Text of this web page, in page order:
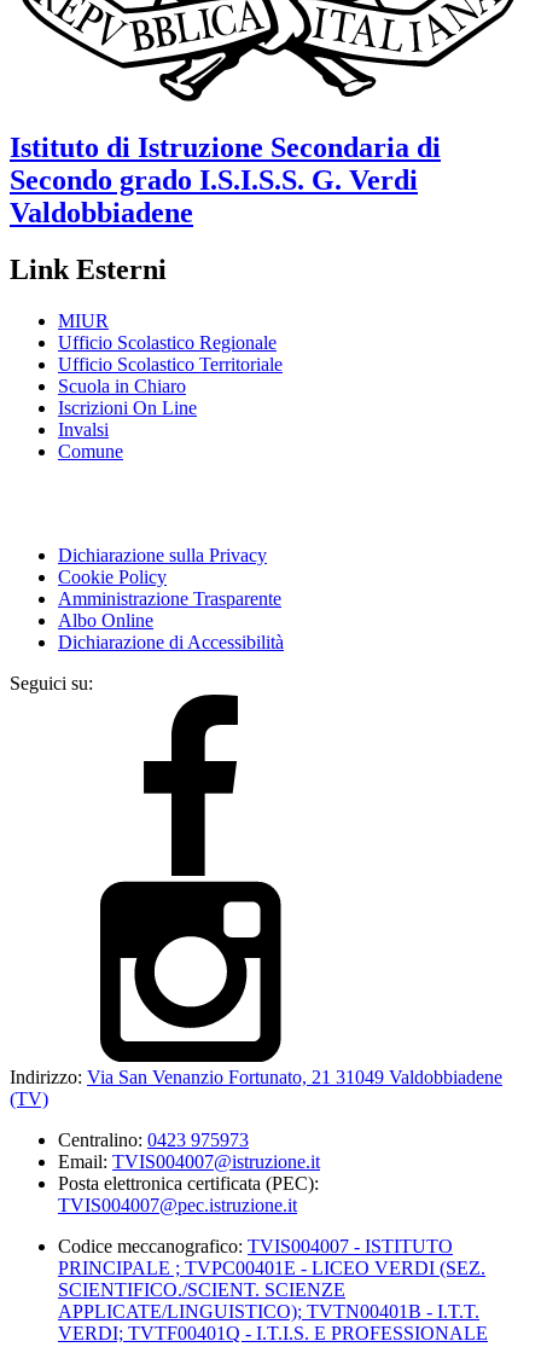
Istituto di Istruzione Secondaria di
Secondo grado I.S.I.S.S. G. Verdi
Valdobbiadene
Link Esterni
MIUR
Ufficio Scolastico Regionale
Ufficio Scolastico Territoriale
Scuola in Chiaro
Iscrizioni On Line
Invalsi
Comune
Dichiarazione sulla Privacy
Cookie Policy
Amministrazione Trasparente
Albo Online
Dichiarazione di Accessibilità
Seguici su:
Indirizzo: Via San Venanzio Fortunato, 21 31049 Valdobbiadene
(TV)
Centralino: 0423 975973
Email: TVIS004007@istruzione.it
Posta elettronica certificata (PEC):
TVIS004007@pec.istruzione.it
Codice meccanografico: TVIS004007 - ISTITUTO
PRINCIPALE ; TVPC00401E - LICEO VERDI (SEZ.
SCIENTIFICO./SCIENT. SCIENZE
APPLICATE/LINGUISTICO); TVTN00401B - I.T.T.
VERDI; TVTF00401Q - I.T.I.S. E PROFESSIONALE